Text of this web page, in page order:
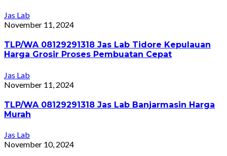
Jas Lab
November 11, 2024
TLP/WA 08129291318 Jas Lab Tidore Kepulauan
Harga Grosir Proses Pembuatan Cepat
Jas Lab
November 11, 2024
TLP/WA 08129291318 Jas Lab Banjarmasin Harga
Murah
Jas Lab
November 10, 2024